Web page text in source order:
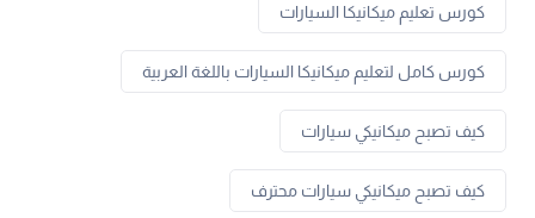
كورس تعليم ميكانيكا السيارات
كورس كامل لتعليم ميكانيكا السيارات باللغة العربية
كيف تصبح ميكانيكي سيارات
كيف تصبح ميكانيكي سيارات محترف